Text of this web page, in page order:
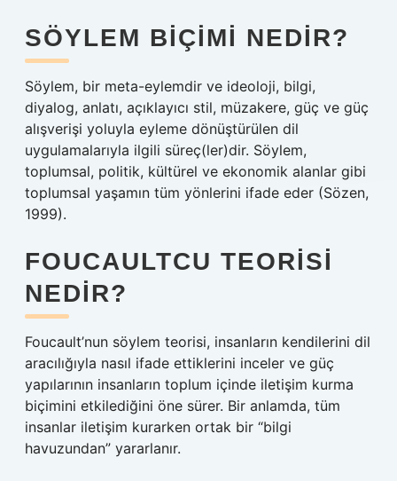
SÖYLEM BIÇIMI NEDIR?
Söylem, bir meta-eylemdir ve ideoloji, bilgi,
diyalog, anlatı, açıklayıcı stil, müzakere, güç ve güç
alışverişi yoluyla eyleme dönüştürülen dil
uygulamalarıyla ilgili süreç(ler)dir. Söylem,
toplumsal, politik, kültürel ve ekonomik alanlar gibi
toplumsal yaşamın tüm yönlerini ifade eder (Sözen,
1999).
FOUCAULTCU TEORISI
NEDIR?
Foucault’nun söylem teorisi, insanların kendilerini dil
aracılığıyla nasıl ifade ettiklerini inceler ve güç
yapılarının insanların toplum içinde iletişim kurma
biçimini etkilediğini öne sürer. Bir anlamda, tüm
insanlar iletişim kurarken ortak bir “bilgi
havuzundan” yararlanır.